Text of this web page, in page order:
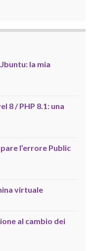
la mia
8 / PHP 8.1: una
l’errore Public
virtuale
al cambio dei